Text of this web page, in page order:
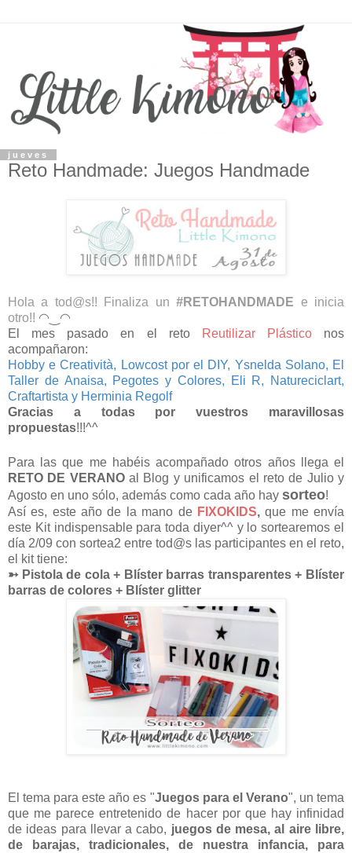
jueves
Reto Handmade: Juegos Handmade
Hola a tod@s!! Finaliza un#RETOHANDMADE e inicia
otro!! ◠‿◠
El mes pasado en el reto
Reutilizar Plásticonos
acompañaron:
Hobby e Creatività, Lowcost por el DIY, Ysnelda Solano, El
Taller de Anaisa, Pegotes y Colores, Eli R, Natureciclart,
Craftartista y Herminia Regolf
Gracias a todas por vuestros maravillosas
propuestas!!!^^
Para las que me habéis acompañado otros años llega el
RETO DE VERANOal Blog y unificamos el reto de Julio y
Agosto en uno sólo, además como cada año hay sorteo!
Así es, este año de la mano de FIXOKIDS,que me envía
este Kit indispensable para toda diyer^^ y lo sortearemos el
día 2/09 con sortea2 entre tod@s las participantes en el reto,
el kit tiene:
➳ Pistola de cola + Blíster barras transparentes + Blíster
barras de colores + Blíster glitter
El tema para este año es "Juegos para el Verano", un tema
que me parece entretenido de hacer por que hay infinidad
de ideas para llevar a cabo, juegos de mesa, al aire libre,
de barajas, tradicionales, de nuestra infancia, para